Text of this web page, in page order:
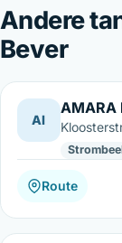
Andere
Bever
AI
AMARA
Route